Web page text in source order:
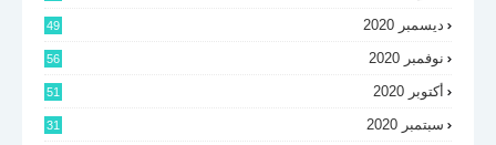
ديسمبر 2020 49
نوفمبر 2020 56
أكتوبر 2020 51
سبتمبر 2020 31